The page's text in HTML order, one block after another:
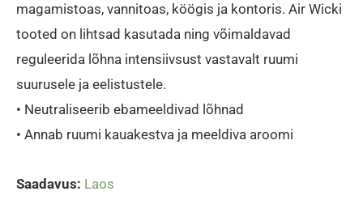
magamistoas, vannitoas, köögis ja kontoris. Air Wicki
tooted on lihtsad kasutada ning võimaldavad
reguleerida lõhna intensiivsust vastavalt ruumi
suurusele ja eelistustele.
• Neutraliseerib ebameeldivad lõhnad
• Annab ruumi kauakestva ja meeldiva aroomi
Saadavus: Laos